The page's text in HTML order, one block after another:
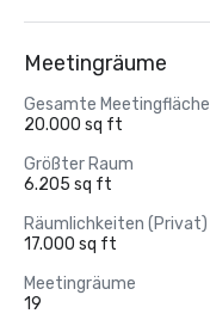
Meetingräume
Gesamte Meetingfläche
20.000 sq ft
Größter Raum
6.205 sq ft
Räumlichkeiten (Privat)
17.000 sq ft
Meetingräume
19